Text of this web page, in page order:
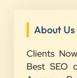
About Us
Clients
Best SEO